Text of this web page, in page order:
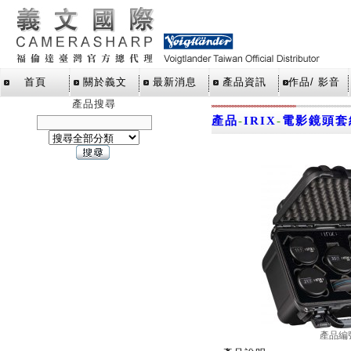
首頁 關於義文 最新消息 產品資訊
作品/ 影音
產品搜尋
產品-IRIX-電影鏡頭套
產品編